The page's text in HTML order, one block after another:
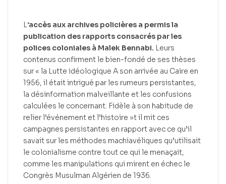
L‘accès aux archives policières a permis la
publication des rapports consacrés par les
polices coloniales à Malek Bennabi. Leurs
contenus confirment le bien-fondé de ses thèses
sur « la Lutte idéologique A son arrivée au Caire en
1956, il était intrigué par les rumeurs persistantes,
la désinformation malveillante et les confusions
calculées le concernant. Fidèle à son habitude de
relier l’événement et l’histoire »t il mit ces
campagnes persistantes en rapport avec ce qu’il
savait sur les méthodes machiavéliques qu’utilisait
le colonialisme contre tout ce qui le menaçait,
comme les manipulations qui mirent en échec le
Congrès Musulman Algérien de 1936.